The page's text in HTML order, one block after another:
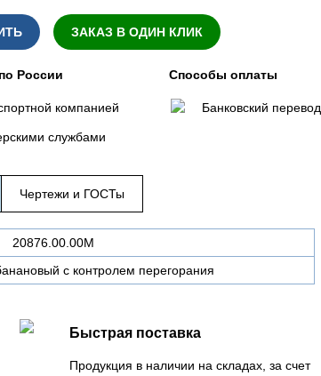
ЗАКАЗ В ОДИН КЛИК
России
компанией
службами
Способы оплаты
Банковский перевод
Чертежи и ГОСТы
20876.00.00М
с контролем перегорания
Быстрая поставка
Продукция в наличии на складах, за счет